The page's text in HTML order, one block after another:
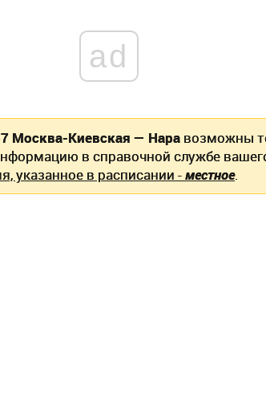
ad
Москва-Киевская — Нара возможны
в справочной службе
указанное в расписании -местное.